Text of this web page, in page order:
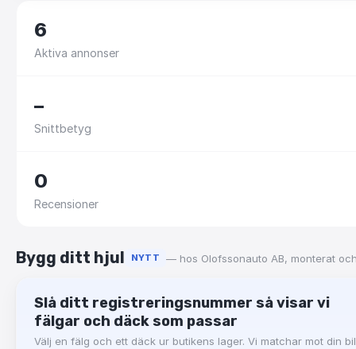
6
Aktiva annonser
–
Snittbetyg
0
Recensioner
Bygg ditt hjul NYTT — hos Olofssonauto AB, monterat
Slå ditt registreringsnummer så visar vi
fälgar och däck som passar
Välj en fälg och ett däck ur butikens lager. Vi matchar mot din bil